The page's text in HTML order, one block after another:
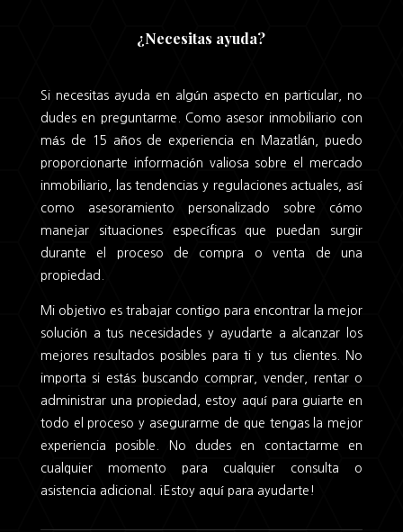
¿Necesitas ayuda?
Si necesitas ayuda en algún aspecto en particular, no
dudes en preguntarme. Como asesor inmobiliario con
más de 15 años de experiencia en Mazatlán, puedo
proporcionarte información valiosa sobre el mercado
inmobiliario, las tendencias y regulaciones actuales, así
como asesoramiento personalizado sobre cómo
manejar situaciones específicas que puedan surgir
durante el proceso de compra o venta de una
propiedad.
Mi objetivo es trabajar contigo para encontrar la mejor
solución a tus necesidades y ayudarte a alcanzar los
mejores resultados posibles para ti y tus clientes. No
importa si estás buscando comprar, vender, rentar o
administrar una propiedad, estoy aquí para guiarte en
todo el proceso y asegurarme de que tengas la mejor
experiencia posible. No dudes en contactarme en
cualquier momento para cualquier consulta o
asistencia adicional. ¡Estoy aquí para ayudarte!